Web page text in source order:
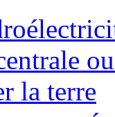
la terre